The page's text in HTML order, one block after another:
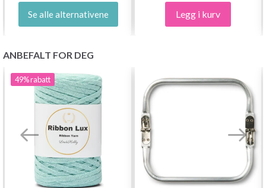
Se alle alternativene Legg i kurv
ANBEFALT FOR DEG
49%rabatt